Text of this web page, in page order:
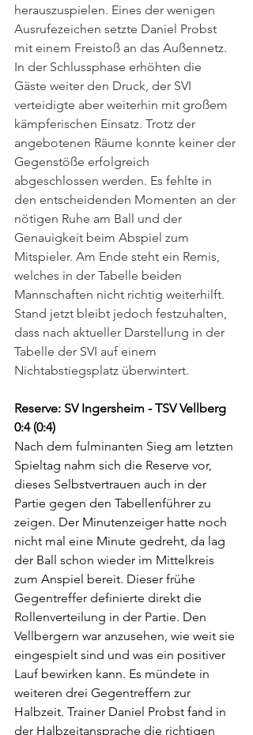
herauszuspielen. Eines der wenigen
Ausrufezeichen setzte Daniel Probst
mit einem Freistoß an das Außennetz.
In der Schlussphase erhöhten die
Gäste weiter den Druck, der SVI
verteidigte aber weiterhin mit großem
kämpferischen Einsatz. Trotz der
angebotenen Räume konnte keiner der
Gegenstöße erfolgreich
abgeschlossen werden. Es fehlte in
den entscheidenden Momenten an der
nötigen Ruhe am Ball und der
Genauigkeit beim Abspiel zum
Mitspieler. Am Ende steht ein Remis,
welches in der Tabelle beiden
Mannschaften nicht richtig weiterhilft.
Stand jetzt bleibt jedoch festzuhalten,
dass nach aktueller Darstellung in der
Tabelle der SVI auf einem
Nichtabstiegsplatz überwintert.
Reserve: SV Ingersheim - TSV Vellberg
0:4 (0:4)
Nach dem fulminanten Sieg am letzten
Spieltag nahm sich die Reserve vor,
dieses Selbstvertrauen auch in der
Partie gegen den Tabellenführer zu
zeigen. Der Minutenzeiger hatte noch
nicht mal eine Minute gedreht, da lag
der Ball schon wieder im Mittelkreis
zum Anspiel bereit. Dieser frühe
Gegentreffer definierte direkt die
Rollenverteilung in der Partie. Den
Vellbergern war anzusehen, wie weit sie
eingespielt sind und was ein positiver
Lauf bewirken kann. Es mündete in
weiteren drei Gegentreffern zur
Halbzeit. Trainer Daniel Probst fand in
der Halbzeitansprache die richtigen